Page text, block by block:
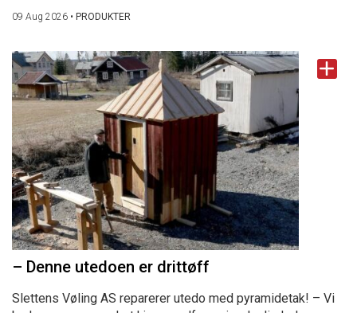
09 Aug 2026 • PRODUKTER
– Denne utedoen er drittøff
Slettens Vøling AS reparerer utedo med pyramidetak! – Vi